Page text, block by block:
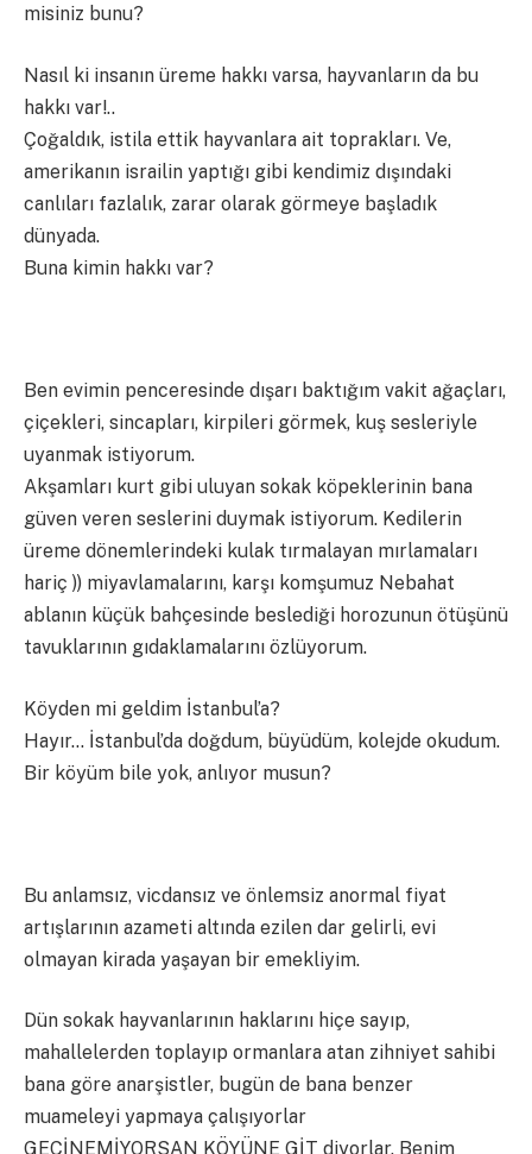
misiniz bunu?
Nasıl ki insanın üreme hakkı varsa, hayvanların da bu
hakkı var!..
Çoğaldık, istila ettik hayvanlara ait toprakları. Ve,
amerikanın israilin yaptığı gibi kendimiz dışındaki
canlıları fazlalık, zarar olarak görmeye başladık
dünyada.
Buna kimin hakkı var?
Ben evimin penceresinde dışarı baktığım vakit ağaçları,
çiçekleri, sincapları, kirpileri görmek, kuş sesleriyle
uyanmak istiyorum.
Akşamları kurt gibi uluyan sokak köpeklerinin bana
güven veren seslerini duymak istiyorum. Kedilerin
üreme dönemlerindeki kulak tırmalayan mırlamaları
hariç )) miyavlamalarını, karşı komşumuz Nebahat
ablanın küçük bahçesinde beslediği horozunun ötüşünü
tavuklarının gıdaklamalarını özlüyorum.
Köyden mi geldim İstanbul’a?
Hayır… İstanbul’da doğdum, büyüdüm, kolejde okudum.
Bir köyüm bile yok, anlıyor musun?
Bu anlamsız, vicdansız ve önlemsiz anormal fiyat
artışlarının azameti altında ezilen dar gelirli, evi
olmayan kirada yaşayan bir emekliyim.
Dün sokak hayvanlarının haklarını hiçe sayıp,
mahallelerden toplayıp ormanlara atan zihniyet sahibi
bana göre anarşistler, bugün de bana benzer
muameleyi yapmaya çalışıyorlar
GEÇİNEMİYORSAN KÖYÜNE GİT diyorlar. Benim